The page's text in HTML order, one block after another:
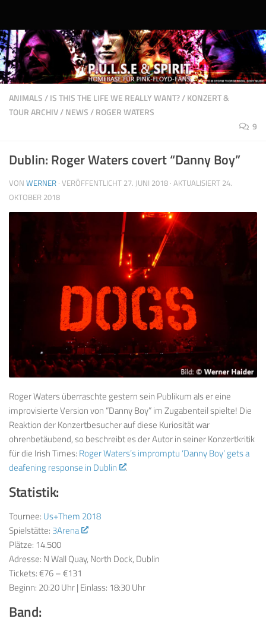
ANIMALS/IS THIS THE LIFE WE REALLY WANT?/KONZERT &
TOUR ARCHIV/NEWS/ROGER WATERS
9
Dublin: Roger Waters covert “Danny Boy”
VON WERNER · VERÖFFENTLICHT 27. JUNI 2018 · AKTUALISIERT 24.
OKTOBER 2018
Roger Waters überraschte gestern sein Publikum als er eine
improvisierte Version von “Danny Boy” im Zugabenteil spielte! Die
Reaktion der Konzertbesucher auf diese Kuriosität war
ohrenbetäubend, so beschreibt es der Autor in seiner Konzertkritik
für die Irish Times: Roger Waters’s impromptu ‘Danny Boy’ gets a
deafening response in Dublin
.
Statistik:
Tournee: Us+Them 2018
Spielstätte: 3Arena
Plätze: 14.500
Adresse: N Wall Quay, North Dock, Dublin
Tickets: €76 – €131
Beginn: 20:20 Uhr | Einlass: 18:30 Uhr
Band: